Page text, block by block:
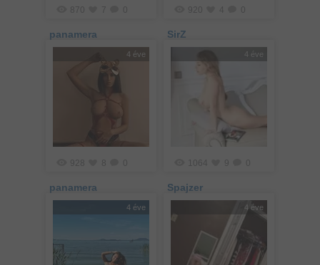
870 7
panamera
920
SirZ
4 éve
928
panamera
4 éve
1064 9
Spajzer
4 éve 4 éve